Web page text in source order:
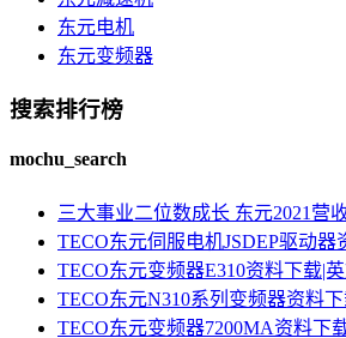
东元电机
东元变频器
搜索排行榜
mochu_search
三大事业二位数成长 东元2021营
TECO东元伺服电机JSDEP驱动器
TECO东元变频器E310资料下载|
TECO东元N310系列变频器资料
TECO东元变频器7200MA资料下